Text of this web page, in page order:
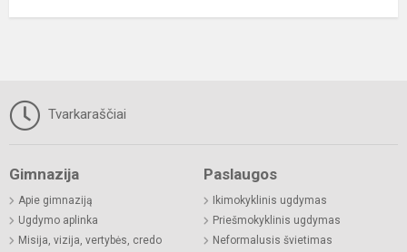
Tvarkaraščiai
Gimnazija
Apie gimnaziją
Ugdymo aplinka
Misija, vizija, vertybės, credo
Paslaugos
Ikimokyklinis ugdymas
Priešmokyklinis ugdymas
Neformalusis švietimas